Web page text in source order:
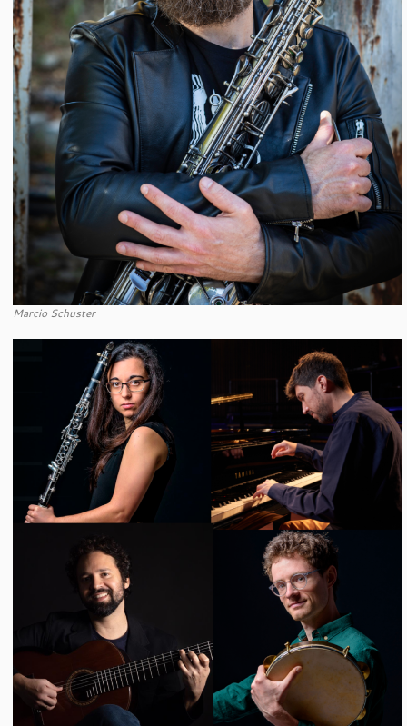
Marcio Schuster